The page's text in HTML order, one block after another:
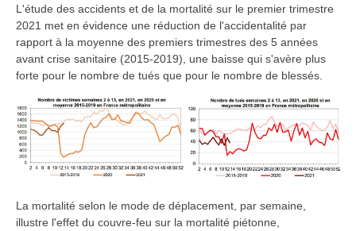
L'étude des accidents et de la mortalité sur le premier trimestre
2021 met en évidence une réduction de l'accidentalité par
rapport à la moyenne des premiers trimestres des 5 années
avant crise sanitaire (2015-2019), une baisse qui s'avère plus
forte pour le nombre de tués que pour le nombre de blessés.
La mortalité selon le mode de déplacement, par semaine,
illustre l'effet du couvre-feu sur la mortalité piétonne,